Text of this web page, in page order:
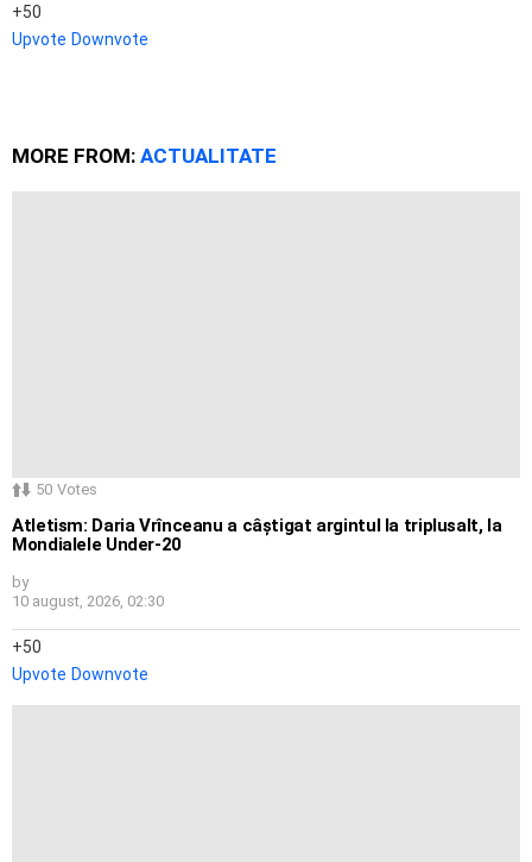
50
Upvote Downvote
MORE FROM: ACTUALITATE
50 Votes
Atletism: Daria Vrînceanu a câștigat argintul la triplusalt, la
Mondialele Under-20
by
10 august, 2026, 02:30
50
Upvote Downvote